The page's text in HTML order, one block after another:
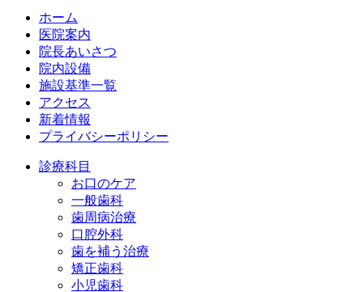
ホーム
医院案内
院長あいさつ
院内設備
施設基準一覧
アクセス
新着情報
プライバシーポリシー
診療科目
お口のケア
一般歯科
歯周病治療
口腔外科
歯を補う治療
矯正歯科
小児歯科